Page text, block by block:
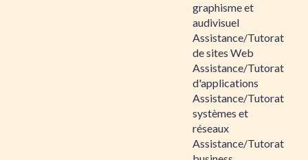
graphisme et
audivisuel
Assistance/Tutorat
de sites Web
Assistance/Tutorat
d'applications
Assistance/Tutorat
systèmes et
réseaux
Assistance/Tutorat